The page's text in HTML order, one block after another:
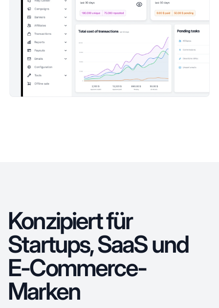
Konzipiert für
Startups, SaaS und
E-Commerce-
Marken